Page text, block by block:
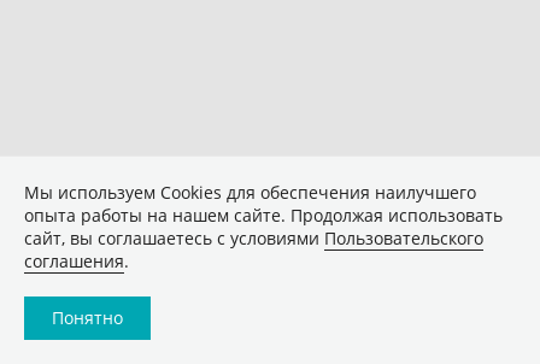
Мы используем Сookies для обеспечения наилучшего
опыта работы на нашем сайте. Продолжая использовать
сайт, вы соглашаетесь с условиями Пользовательского
соглашения.
Понятно